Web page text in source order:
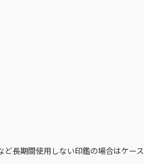
長期間使用しない印鑑の場合はケース